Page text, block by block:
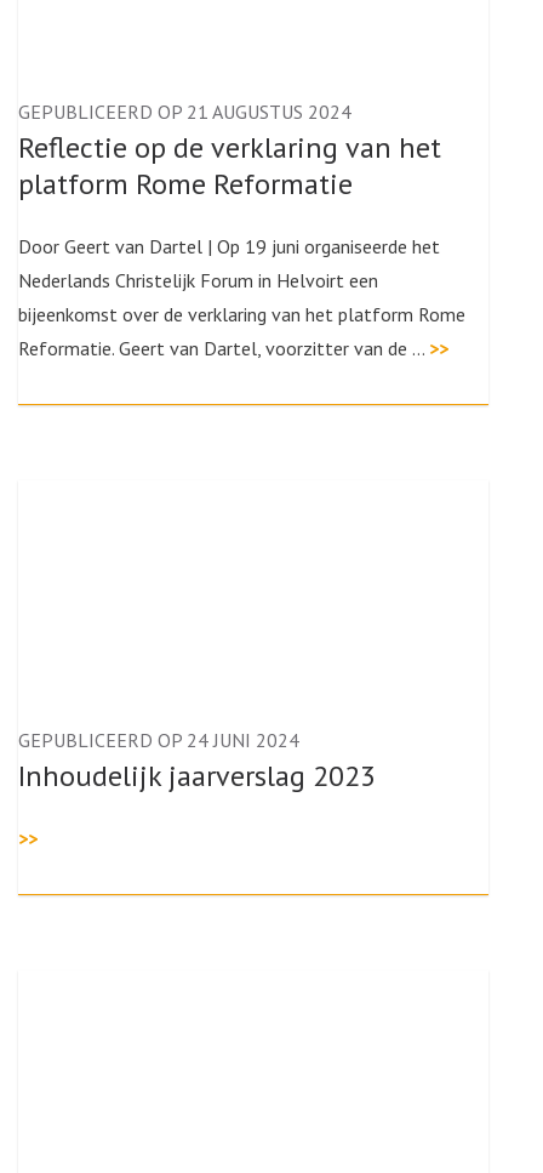
GEPUBLICEERD OP 21 AUGUSTUS 2024
Reflectie op de verklaring van het
platform Rome Reformatie
Door Geert van Dartel | Op 19 juni organiseerde het
Nederlands Christelijk Forum in Helvoirt een
bijeenkomst over de verklaring van het platform Rome
Reformatie. Geert van Dartel, voorzitter van de … >>
GEPUBLICEERD OP 24 JUNI 2024
Inhoudelijk jaarverslag 2023
>>